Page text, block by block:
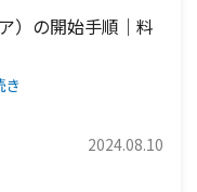
）の開始手順｜料
き
2024.08.10